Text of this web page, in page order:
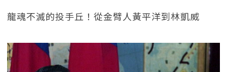
龍魂不滅的投手丘！從金臂人黃平洋到林凱威